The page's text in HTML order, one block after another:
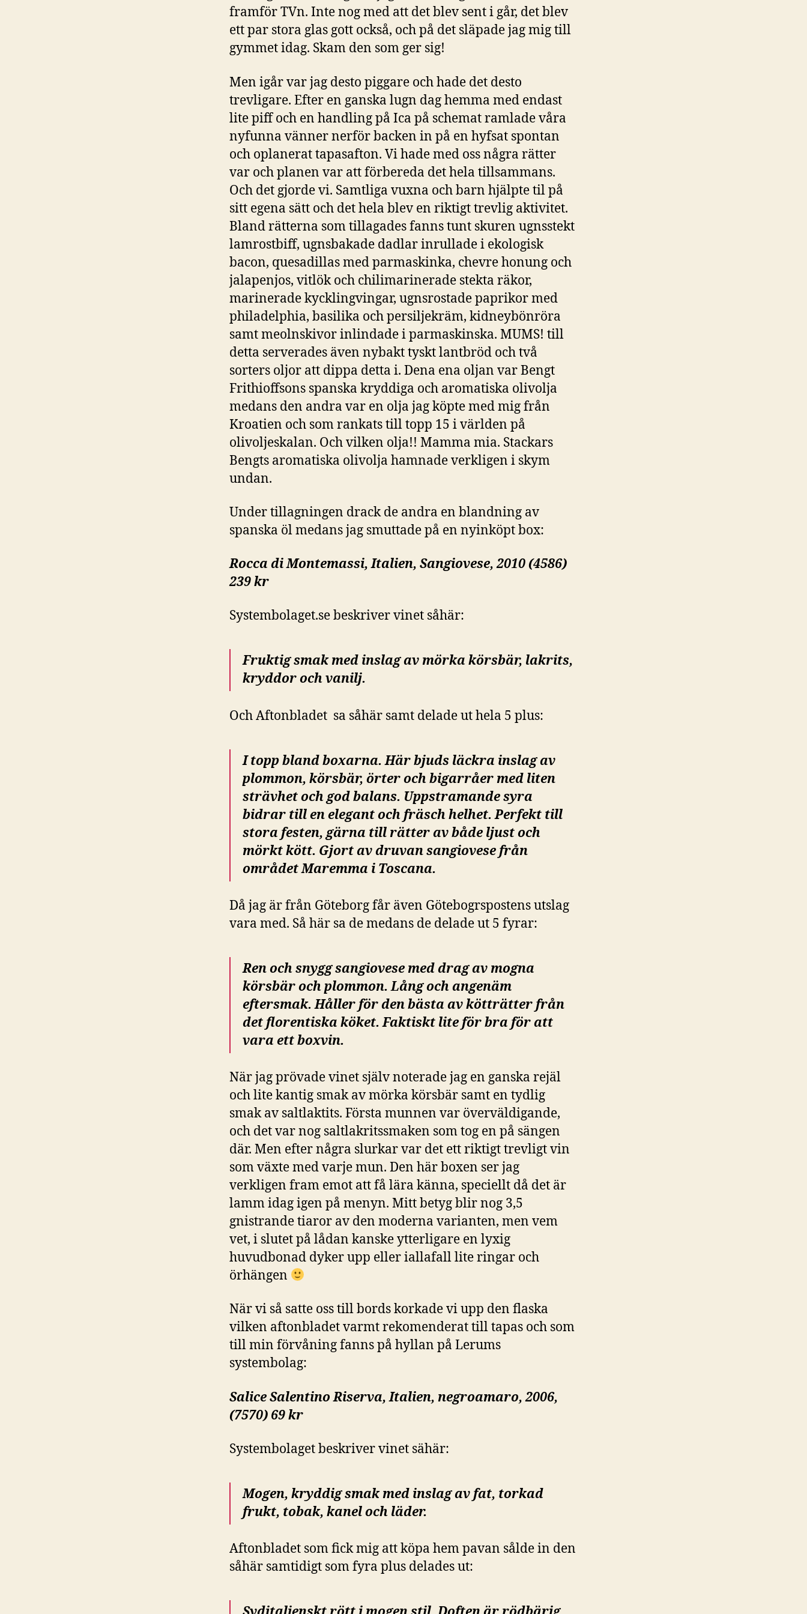
framför TVn. Inte nog med att det blev sent i går, det blev
ett par stora glas gott också, och på det släpade jag mig till
gymmet idag. Skam den som ger sig!
Men igår var jag desto piggare och hade det desto
trevligare. Efter en ganska lugn dag hemma med endast
lite piff och en handling på Ica på schemat ramlade våra
nyfunna vänner nerför backen in på en hyfsat spontan
och oplanerat tapasafton. Vi hade med oss några rätter
var och planen var att förbereda det hela tillsammans.
Och det gjorde vi. Samtliga vuxna och barn hjälpte til på
sitt egena sätt och det hela blev en riktigt trevlig aktivitet.
Bland rätterna som tillagades fanns tunt skuren ugnsstekt
lamrostbiff, ugnsbakade dadlar inrullade i ekologisk
bacon, quesadillas med parmaskinka, chevre honung och
jalapenjos, vitlök och chilimarinerade stekta räkor,
marinerade kycklingvingar, ugnsrostade paprikor med
philadelphia, basilika och persiljekräm, kidneybönröra
samt meolnskivor inlindade i parmaskinska. MUMS! till
detta serverades även nybakt tyskt lantbröd och två
sorters oljor att dippa detta i. Dena ena oljan var Bengt
Frithioffsons spanska kryddiga och aromatiska olivolja
medans den andra var en olja jag köpte med mig från
Kroatien och som rankats till topp 15 i världen på
olivoljeskalan. Och vilken olja!! Mamma mia. Stackars
Bengts aromatiska olivolja hamnade verkligen i skym
undan.
Under tillagningen drack de andra en blandning av
spanska öl medans jag smuttade på en nyinköpt box:
Rocca di Montemassi, Italien, Sangiovese, 2010 (4586)
239 kr
Systembolaget.se beskriver vinet såhär:
Fruktig smak med inslag av mörka körsbär, lakrits,
kryddor och vanilj.
Och Aftonbladet sa såhär samt delade ut hela 5 plus:
I topp bland boxarna. Här bjuds läckra inslag av
plommon, körsbär, örter och bigarråer med liten
strävhet och god balans. Uppstramande syra
bidrar till en elegant och fräsch helhet. Perfekt till
stora festen, gärna till rätter av både ljust och
mörkt kött. Gjort av druvan sangiovese från
området Maremma i Toscana.
Då jag är från Göteborg får även Götebogrspostens utslag
vara med. Så här sa de medans de delade ut 5 fyrar:
Ren och snygg sangiovese med drag av mogna
körsbär och plommon. Lång och angenäm
eftersmak. Håller för den bästa av kötträtter från
det florentiska köket. Faktiskt lite för bra för att
vara ett boxvin.
När jag prövade vinet själv noterade jag en ganska rejäl
och lite kantig smak av mörka körsbär samt en tydlig
smak av saltlaktits. Första munnen var överväldigande,
och det var nog saltlakritssmaken som tog en på sängen
där. Men efter några slurkar var det ett riktigt trevligt vin
som växte med varje mun. Den här boxen ser jag
verkligen fram emot att få lära känna, speciellt då det är
lamm idag igen på menyn. Mitt betyg blir nog 3,5
gnistrande tiaror av den moderna varianten, men vem
vet, i slutet på lådan kanske ytterligare en lyxig
huvudbonad dyker upp eller iallafall lite ringar och
örhängen
När vi så satte oss till bords korkade vi upp den flaska
vilken aftonbladet varmt rekomenderat till tapas och som
till min förvåning fanns på hyllan på Lerums
systembolag:
Salice Salentino Riserva, Italien, negroamaro, 2006,
(7570) 69 kr
Systembolaget beskriver vinet sähär:
Mogen, kryddig smak med inslag av fat, torkad
frukt, tobak, kanel och läder.
Aftonbladet som fick mig att köpa hem pavan sålde in den
såhär samtidigt som fyra plus delades ut: